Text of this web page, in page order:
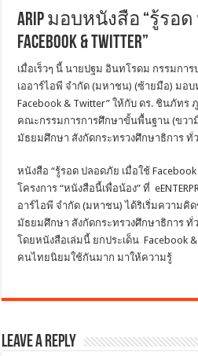
ARIP มอบหนังสือ “รู้รอ
Facebook & Twitter”
เมื่อเร็วๆ นี้ นายปฐม อินทโรดม กรรมกา
เออาร์ไอพี จำกัด (มหาชน) (ซ้ายมือ) มอบ
Facebook & Twitter” ให้กับ ดร. ชินภัทร
คณะกรรมการการศึกษาขั้นพื้นฐาน (ขวามื
มัธยมศึกษา สังกัดกระทรวงศึกษาธิการ ทั่
หนังสือ “รู้รอด ปลอดภัย เมื่อใช้
โครงการ “หนังสือนี้เพื่อน้อง” ที่
อาร์ไอพี จำกัด (มหาชน) ได้ริเริ่มความคิ
มัธยมศึกษา สังกัดกระทรวงศึกษาธิการ ทั่
โดยหนังสือเล่มนี้ ยกประเด็น Facebook
คนไทยนิยมใช้กันมาก มาให้ความรู้
Leave a Reply